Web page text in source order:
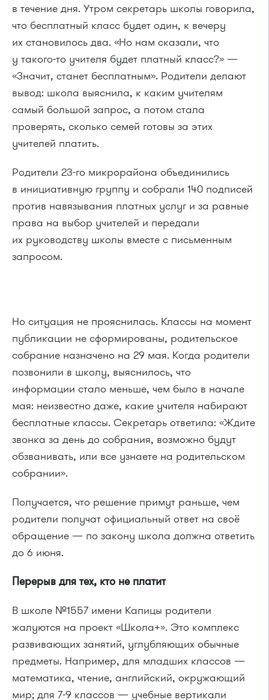
в течение дня. Утром секретарь школы говорила,
что бесплатный класс будет один, к вечеру
их становилось два. «Но нам сказали, что
у такого-то учителя будет платный класс?» —
«Значит, станет бесплатным». Родители делают
вывод: школа выяснила, к каким учителям
самый большой запрос, а потом стала
проверять, сколько семей готовы за этих
учителей платить.
Родители 23-го микрорайона объединились
в инициативную группу и собрали 140 подписей
против навязывания платных услуг и за равные
права на выбор учителей и передали
их руководству школы вместе с письменным
запросом.
Но ситуация не прояснилась. Классы на момент
публикации не сформированы, родительское
собрание назначено на 29 мая. Когда родители
позвонили в школу, выяснилось, что
информации стало меньше, чем было в начале
мая: неизвестно даже, какие учителя набирают
бесплатные классы. Секретарь ответила: «Ждите
звонка за день до собрания, возможно будут
обзванивать, или все узнаете на родительском
собрании».
Получается, что решение примут раньше, чем
родители получат официальный ответ на своё
обращение — по закону школа должна ответить
до 6 июня.
Перерыв для тех, кто не платит
В школе №1557 имени Капицы родители
жалуются на проект «Школа+». Это комплекс
развивающих занятий, углубляющих обычные
предметы. Например, для младших классов —
математика, чтение, английский, окружающий
мир; для 7-9 классов — учебные вертикали